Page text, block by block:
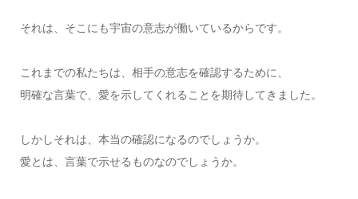
それは、そこにも宇宙の意志が働いているからです。
これまでの私たちは、相手の意志を確認するために、
明確な言葉で、愛を示してくれることを期待してきました。
しかしそれは、本当の確認になるのでしょうか。
愛とは、言葉で示せるものなのでしょうか。